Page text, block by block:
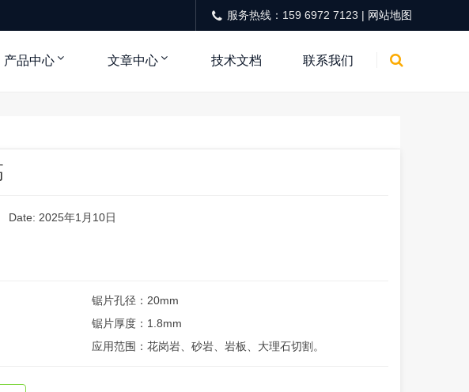
服务热线：159 6972 7123 | 网站地图
产品中心 文章中心 技术文档 联系我们
Date: 2025年1月10日
锯片孔径：20mm
锯片厚度：1.8mm
应用范围：花岗岩、砂岩、岩板、大理石切割。